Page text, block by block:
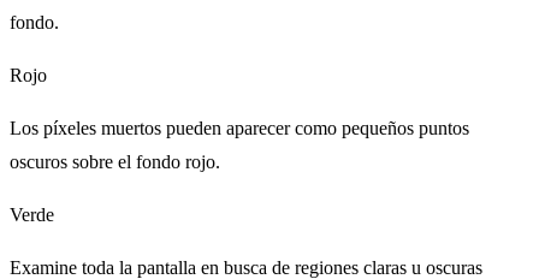
fondo.
Rojo
Los píxeles muertos pueden aparecer como pequeños puntos
oscuros sobre el fondo rojo.
Verde
Examine toda la pantalla en busca de regiones claras u oscuras